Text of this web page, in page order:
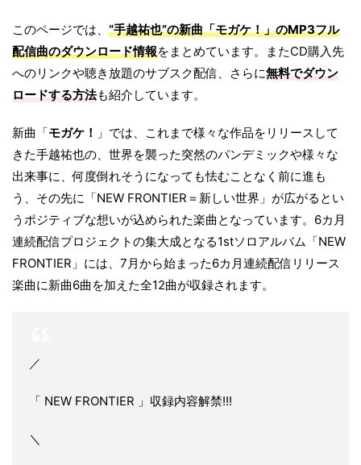
このページでは、 “手越祐也”の新曲「モガケ！」のMP3フル
配信曲のダウンロード情報をまとめています。またCD購入先
へのリンクや聴き放題のサブスク配信、さらに無料でダウン
ロードする方法も紹介しています。
新曲「モガケ！ 」では、これまで様々な作品をリリースして
きた手越祐也の、世界を襲った突然のパンデミックや様々な
出来事に、何度倒れそうになっても怯むことなく前に進も
う、その先に「NEW FRONTIER＝新しい世界」が広がるとい
うポジティブな想いが込められた楽曲となっています。6カ月
連続配信プロジェクトの集大成となる1stソロアルバム「NEW
FRONTIER」には、7月から始まった6カ月連続配信リリース
楽曲に新曲6曲を加えた全12曲が収録されます。
／
「 NEW FRONTIER 」収録内容解禁!!!
＼